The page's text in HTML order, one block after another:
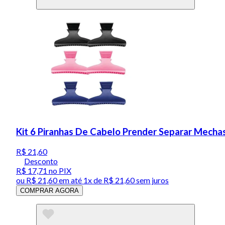
Kit 6 Piranhas De Cabelo Prender Separar
R$ 21,60
Desconto
R$ 17,71 no PIX
ou R$ 21,60em até 1x de R$ 21,60sem juros
COMPRAR AGORA